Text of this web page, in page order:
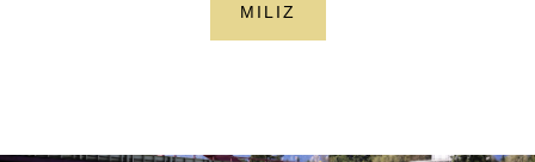
MILIZ